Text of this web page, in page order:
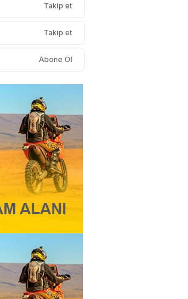
Takip et
Takip et
Abone Ol